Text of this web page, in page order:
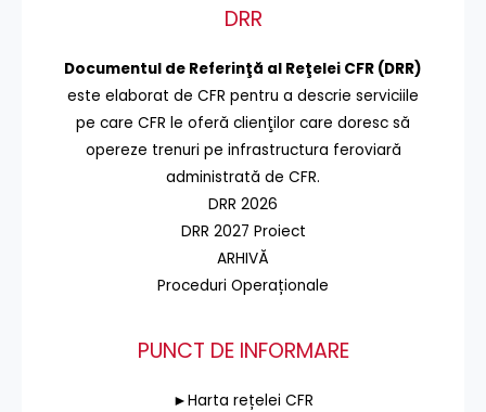
DRR
Documentul de Referinţă al Reţelei CFR (DRR)
este elaborat de CFR pentru a descrie serviciile
pe care CFR le oferă clienţilor care doresc să
opereze trenuri pe infrastructura feroviară
administrată de CFR.
DRR 2026
DRR 2027 Proiect
ARHIVĂ
Proceduri Operaționale
PUNCT DE INFORMARE
►Harta rețelei CFR